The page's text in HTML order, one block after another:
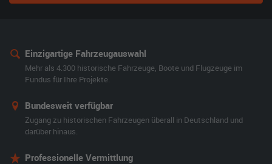
Einzigartige Fahrzeugauswahl
Mehr als 4.300 historische Fahrzeuge, Boote und Flugzeuge im
Fundus für Ihre Projekte.
Bundesweit verfügbar
Zugang zu historischen Fahrzeugen überall in Deutschland und
darüber hinaus.
Professionelle Vermittlung